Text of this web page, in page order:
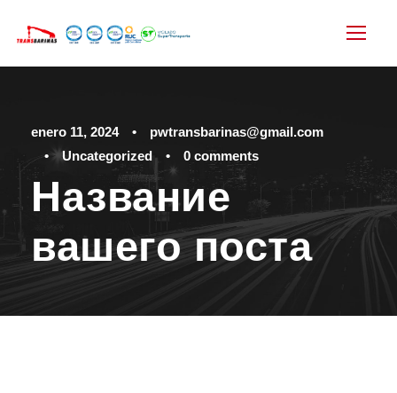
enero 11, 2024 •
pwtransbarinas@gmail.com
•
Uncategorized • 0 comments
Название
вашего поста